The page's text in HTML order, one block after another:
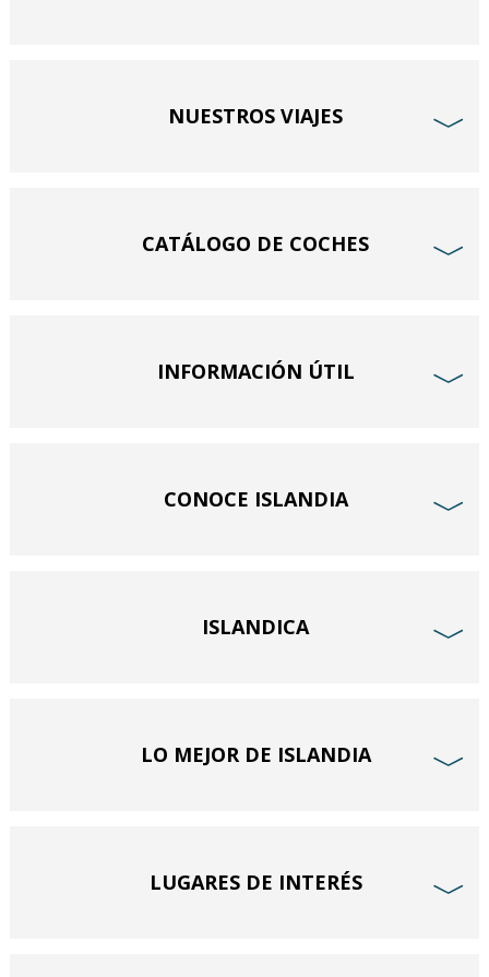
NUESTROS VIAJES ﹀
CATÁLOGO DE COCHES ﹀
INFORMACIÓN ÚTIL ﹀
CONOCE ISLANDIA ﹀
ISLANDICA ﹀
LO MEJOR DE ISLANDIA ﹀
LUGARES DE INTERÉS ﹀